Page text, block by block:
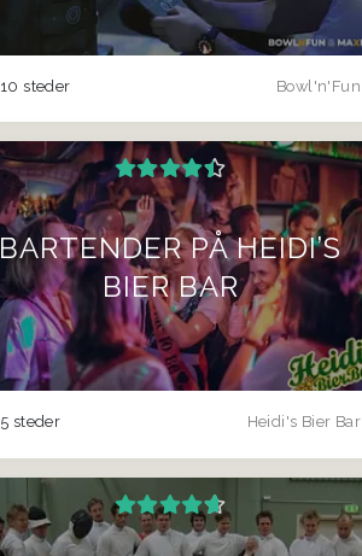
Bowl'n'Fun
10 steder
BARTENDER PÅ HEIDI’S
BIER BAR
Heidi's Bier Bar
5 steder